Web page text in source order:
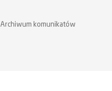
Archiwum komunikatów